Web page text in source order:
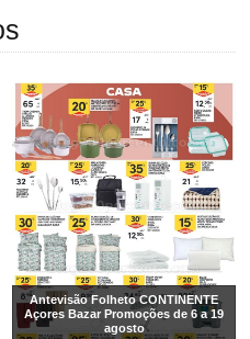
Antevisão Folheto CONTINENTE
Açores Bazar Promoções de 6 a 19
agosto